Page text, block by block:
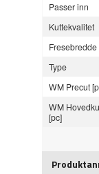
Passer inn
Kuttekvalitet
Fresebredde
Type
WM Precut
WM
[pc]